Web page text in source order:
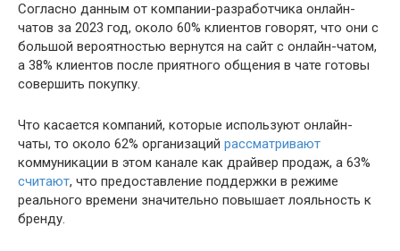
Согласно данным от компании-разработчика онлайн-
чатов за 2023 год, около 60% клиентов говорят, что они с
большой вероятностью вернутся на сайт с онлайн-чатом,
а 38% клиентов после приятного общения в чате готовы
совершить покупку.
Что касается компаний, которые используют онлайн-
чаты, то около 62% организаций рассматривают
коммуникации в этом канале как драйвер продаж, а 63%
считают, что предоставление поддержки в режиме
реального времени значительно повышает лояльность к
бренду.